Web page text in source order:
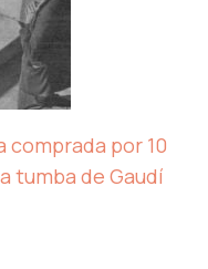
comprada por 10
tumba de Gaudí